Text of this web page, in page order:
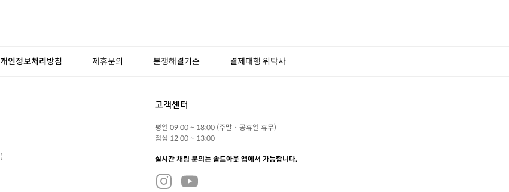
개인정보처리방침 제휴문의 분쟁해결기준 결제대행 위탁사
고객센터
평일 09:00 ~ 18:00 (주말・공휴일 휴무)
점심 12:00 ~ 13:00
실시간 채팅 문의는 솔드아웃 앱에서 가능합니다.